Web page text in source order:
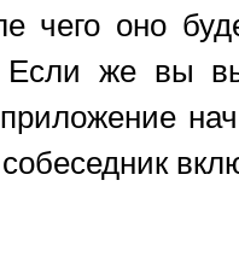
чего оно
Если же вы